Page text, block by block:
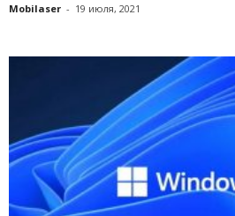
Mobilaser - 19 июля, 2021